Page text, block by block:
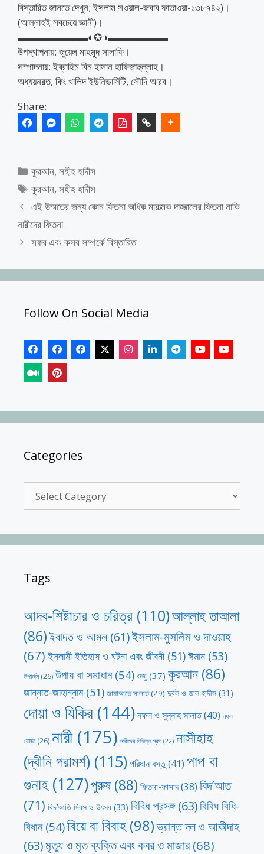
বিস্তারিত জানতে দেখুন; ইসলাম সওয়াল-জবাব ফাতাওয়া-১৩৮৭৪২)।
(আল্লাহই সবচেয়ে জ্ঞানী)।
▬▬▬▬▬▬▬◐✪◑▬▬▬▬▬▬
উপস্থাপনায়: জুয়েল মাহমুদ সালাফি।
সম্পাদনায়: ইব্রাহিম বিন হাসান হাফিজাহুল্লাহ।
অধ্যয়নরত, কিং খালিদ ইউনিভার্সিটি, সৌদি আরব।
Share:
Categories
কুরআন,সহীহ হাদীস
Tags
কুরআন,সহীহ হাদীস
এই উম্মতের জন্য কোন ফিতনা অধিক মারাত্মক দাজ্জালের ফিতনা নাকি
নারীদের ফিতনা
সফর এবং কসর সম্পর্কে বিস্তারিত
Follow On Social Media
Categories
Tags
আদব-শিষ্টাচার ও চরিত্র (110)আল্লাহ তাআলা
(86)ইবাদত ও আমল(61)ইসলাম-মুসলিম ও দাওয়াহ
(67) ইসলামী ইতিহাস ও ঘটনা এবং জীবনী(51)ঈমান (53)
উপার্জন(26) উপায় বা সমাধান(54) ওজু (37) কুরআন(86)
জান্নাত-জাহান্নাম(51) জামাআতে সালাত(29) দুর্বল ও জাল হাদীস (31)
দোয়া ও যিকির (144)নফল ও সুন্নাহ সালাত(40) নফল
রোজা(26) নারী(175) নারীদের বিভিন্ন স্রাব(22) নাসীহাহ
(দ্বীনি পরামর্শ) (115)পরিধান বস্তু(41) পাপ বা
গুনাহ(127)পুরুষ(88) ফিতনা-ফাসাদ(38) বিদ’আত
(71) বিদ’আতি দিবস ও উৎসব (33) বিবিধ প্রসঙ্গ(63)বিবিধ বিধি-
বিধান(54)বিয়ে বা বিবাহ (98)ভ্রান্ত দল ও আকীদাহ
(63)মৃত্যু ও মৃত ব্যক্তি এবং কবর ও মাজার(68)